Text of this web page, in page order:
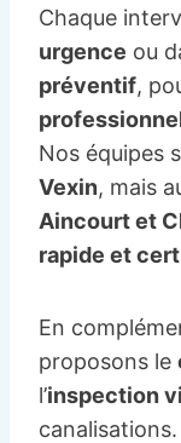
Chaque
urgence ou
préventif,
Nos équipes
Vexin, mais
Aincourt et
rapide et
En
proposons le
l’inspection
canalisations.